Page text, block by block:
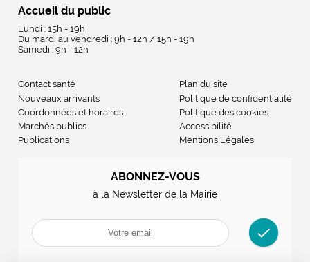
Accueil du public
Lundi : 15h - 19h
Du mardi au vendredi : 9h - 12h / 15h - 19h
Samedi : 9h - 12h
Contact santé
Nouveaux arrivants
Coordonnées et horaires
Marchés publics
Publications
Plan du site
Politique de confidentialité
Politique des cookies
Accessibilité
Mentions Légales
ABONNEZ-VOUS
à la Newsletter de la Mairie
check